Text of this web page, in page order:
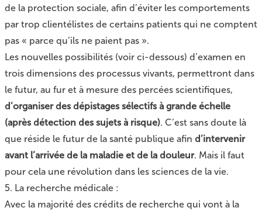
de la protection sociale, afin d’éviter les comportements
par trop clientélistes de certains patients qui ne comptent
pas « parce qu’ils ne paient pas ».
Les nouvelles possibilités (voir ci-dessous) d’examen en
trois dimensions des processus vivants, permettront dans
le futur, au fur et à mesure des percées scientifiques,
d’organiser des dépistages sélectifs à grande échelle
(après détection des sujets à risque). C’est sans doute là
que réside le futur de la santé publique afin d’intervenir
avant l’arrivée de la maladie et de la douleur. Mais il faut
pour cela une révolution dans les sciences de la vie.
5. La recherche médicale :
Avec la majorité des crédits de recherche qui vont à la